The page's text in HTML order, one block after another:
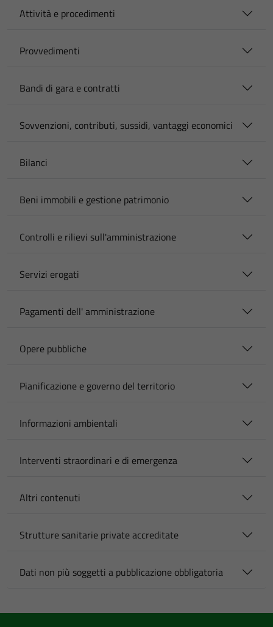
Attività e procedimenti
Provvedimenti
Bandi di gara e contratti
Sovvenzioni, contributi, sussidi, vantaggi economici
Bilanci
Beni immobili e gestione patrimonio
Controlli e rilievi sull'amministrazione
Servizi erogati
Pagamenti dell' amministrazione
Opere pubbliche
Pianificazione e governo del territorio
Informazioni ambientali
Interventi straordinari e di emergenza
Altri contenuti
Strutture sanitarie private accreditate
Dati non più soggetti a pubblicazione obbligatoria